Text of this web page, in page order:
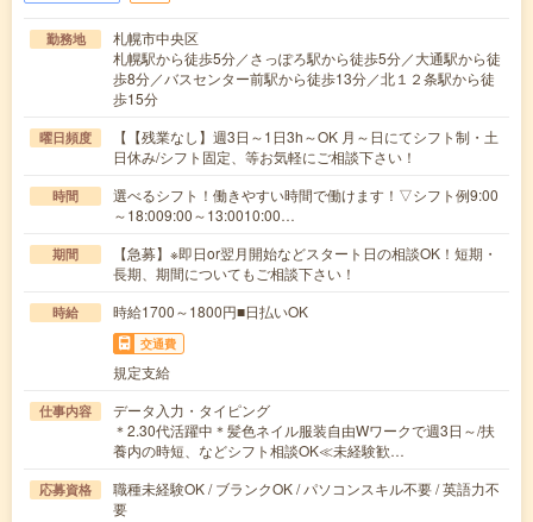
勤務地
札幌市中央区
札幌駅から徒歩5分／さっぽろ駅から徒歩5分／大通駅から徒
歩8分／バスセンター前駅から徒歩13分／北１２条駅から徒
歩15分
曜日頻度
【【残業なし】週3日～1日3h～OK 月～日にてシフト制・土
日休み/シフト固定、等お気軽にご相談下さい！
時間
選べるシフト！働きやすい時間で働けます！▽シフト例9:00
～18:009:00～13:0010:00…
期間
【急募】※即日or翌月開始などスタート日の相談OK！短期・
長期、期間についてもご相談下さい！
時給 時給1700～1800円■日払いOK
交通費
規定支給
仕事内容
データ入力・タイピング
＊2.30代活躍中＊髪色ネイル服装自由Wワークで週3日～/扶
養内の時短、などシフト相談OK≪未経験歓…
応募資格
職種未経験OK / ブランクOK / パソコンスキル不要 / 英語力不
要